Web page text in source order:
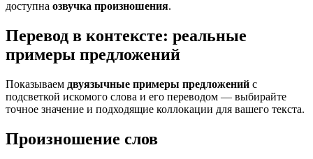
доступна озвучка произношения.
Перевод в контексте: реальные
примеры предложений
Показываем двуязычные примеры предложений с
подсветкой искомого слова и его переводом — выбирайте
точное значение и подходящие коллокации для вашего текста.
Произношение слов